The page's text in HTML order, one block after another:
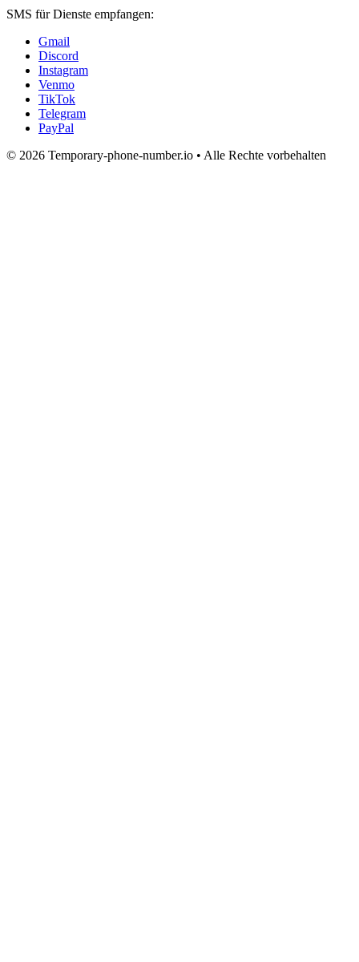
SMS für Dienste empfangen:
Gmail
Discord
Instagram
Venmo
TikTok
Telegram
PayPal
© 2026 Temporary-phone-number.io • Alle Rechte vorbehalten